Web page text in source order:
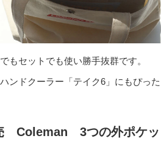
もセットでも使い勝手抜群です。
ンドクーラー「テイク6」にもぴっ
Coleman 3つの外ポケッ